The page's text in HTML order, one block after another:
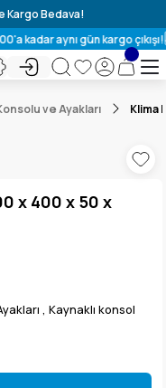
Kargo Bedava!
kadar aynı gün kargo çıkışı!
ve Ayakları Klima
x 400 x 50 x
, Kaynaklı konsol